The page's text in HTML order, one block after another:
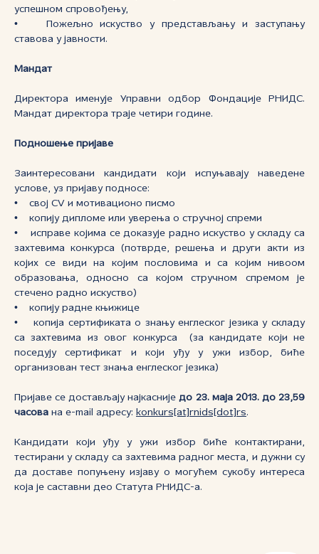
успешном спровођењу,
• Пожељно искуство у представљању и заступању
ставова у јавности.
Мандат
Директора именује Управни одбор Фондације РНИДС.
Мандат директора траје четири године.
Подношење пријаве
Заинтересовани кандидати који испуњавају наведене
услове, уз пријаву подносе:
• свој CV и мотивационо писмо
• копију дипломе или уверења о стручној спреми
• исправе којима се доказује радно искуство у складу са
захтевима конкурса (потврде, решења и други акти из
којих се види на којим пословима и са којим нивоом
образовања, односно са којом стручном спремом је
стечено радно искуство)
• копију радне књижице
• копија сертификата о знању енглеског језика у складу
са захтевима из овог конкурса (за кандидате који не
поседују сертификат и који уђу у ужи избор, биће
организован тест знања енглеског језика)
Пријаве се достављају најкасниједо 23. маја 2013. до 23,59
часова на e-mail адресу: konkurs[at]rnids[dot]rs.
Кандидати који уђу у ужи избор биће контактирани,
тестирани у складу са захтевима радног места, и дужни су
да доставе попуњену изјаву о могућем сукобу интереса
која је саставни део Статута РНИДС-а.